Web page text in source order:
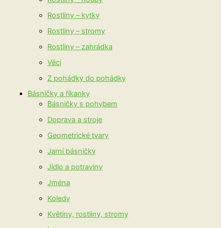
Rostliny – kytky
Rostliny – stromy
Rostliny – zahrádka
Věci
Z pohádky do pohádky
Básničky a říkanky
Básničky s pohybem
Doprava a stroje
Geometrické tvary
Jarní básničky
Jídlo a potraviny
Jména
Koledy
Květiny, rostliny, stromy